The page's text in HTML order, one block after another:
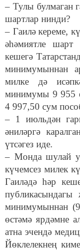
– Тулы булмаган
шартлар нинди?
– Гаилә кереме,
әһәмиятле
кешегә
минимумыннан
милке дә
минимумы 9 955
4 997,50 сум
– 1 июльдән
әниләргә
үтсәгез иде.
– Монда шулай
күчемсез милек
Гаиләдә һәр
минимумыннан
өстәмә ярдәмне
атна эчендә
Йөклелекнең